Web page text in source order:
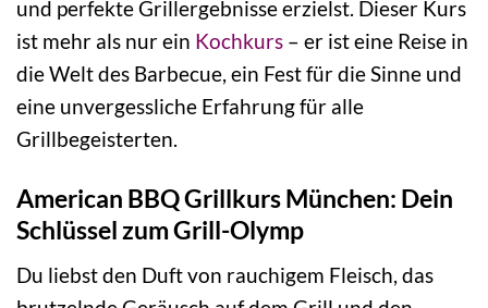
und perfekte Grillergebnisse erzielst. Dieser Kurs
ist mehr als nur ein Kochkurs – er ist eine Reise in
die Welt des Barbecue, ein Fest für die Sinne und
eine unvergessliche Erfahrung für alle
Grillbegeisterten.
American BBQ Grillkurs München: Dein
Schlüssel zum Grill-Olymp
Du liebst den Duft von rauchigem Fleisch, das